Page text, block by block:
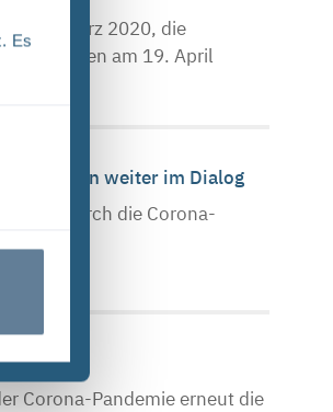
Es
16. März 2020, die
Osterferien am 19. April
weiter im Dialog
ist durch die Corona-
und
Corona-Pandemie erneut die